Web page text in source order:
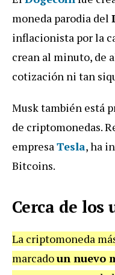
moneda parodia del
inflacionista por la
crean al minuto, de
cotización ni tan
Musk también está
de criptomonedas.
empresaTesla, ha
Bitcoins.
Cerca de los
La criptomoneda
marcadoun nuevo